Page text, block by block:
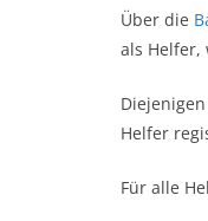
Über die
als Helfer,
Helfer
Für alle